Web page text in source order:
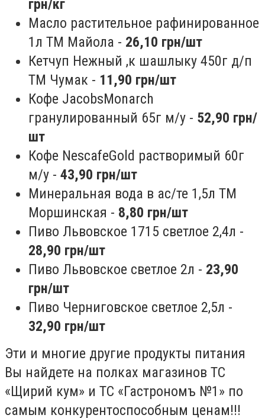
грн/кг
Масло растительное рафинированное
1л ТМ Майола - 26,10 грн/шт
Кетчуп Нежный ,к шашлыку 450г д/п
ТМ Чумак - 11,90 грн/шт
Кофе JacobsMonarch
гранулированный 65г м/у - 52,90 грн/
шт
Кофе NescafeGold растворимый 60г
м/у - 43,90 грн/шт
Минеральная вода в ас/те 1,5л ТМ
Моршинская - 8,80 грн/шт
Пиво Львовское 1715 светлое 2,4л -
28,90 грн/шт
Пиво Львовское светлое 2л - 23,90
грн/шт
Пиво Черниговское светлое 2,5л -
32,90 грн/шт
Эти и многие другие продукты питания
Вы найдете на полках магазинов ТС
«Щирий кум» и ТС «Гастрономъ №1» по
самым конкурентоспособным ценам!!!